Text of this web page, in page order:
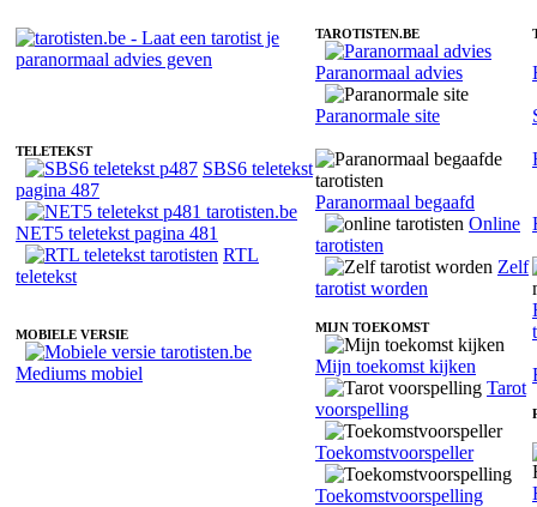
TELETEKST
SBS6 teletekst
pagina 487
NET5 teletekst pagina 481
RTL
teletekst
MOBIELE VERSIE
Mediums mobiel
TAROTISTEN.BE
Paranormaal advies
Paranormale site
Paranormaal begaafd
Online
tarotisten
Zelf
tarotist worden
MIJN TOEKOMST
Mijn toekomst kijken
Tarot
voorspelling
Toekomstvoorspeller
Toekomstvoorspelling